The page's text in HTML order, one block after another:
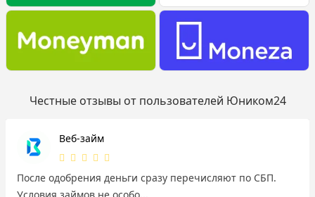
Честные отзывы от пользователей Юником24
Веб-займ
После одобрения деньги сразу перечисляют по СБП.